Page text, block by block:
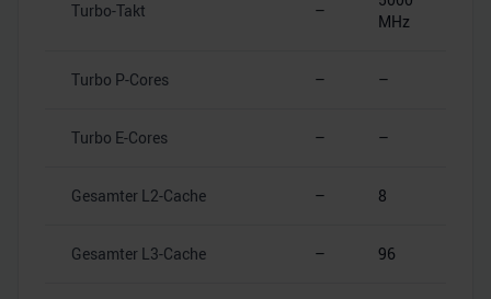
Turbo-Takt –
MHz
Turbo P-Cores – –
Turbo E-Cores – –
Gesamter L2-Cache – 8
Gesamter L3-Cache – 96